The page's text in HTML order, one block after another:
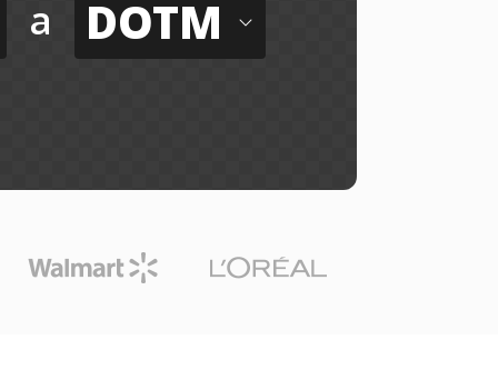
a DOTM